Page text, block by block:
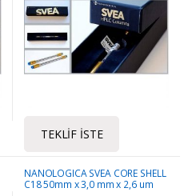
TEKLIF İSTE
NANOLOGICA SVEA CORE SHELL
C18 50mm x 3,0 mm x 2,6 um